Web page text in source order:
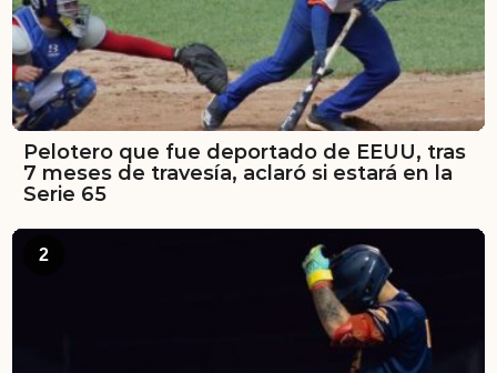
Pelotero que fue deportado de EEUU, tras
7 meses de travesía, aclaró si estará en la
Serie 65
2